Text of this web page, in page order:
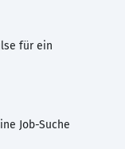
für ein
Job-Suche